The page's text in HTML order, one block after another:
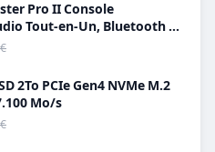
Pro II Console
Tout-en-Un, Bluetooth et
2To PCIe Gen4 NVMe M.2
Mo/s